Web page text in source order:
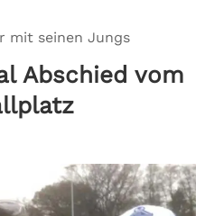
mit seinen Jungs
Abschied vom